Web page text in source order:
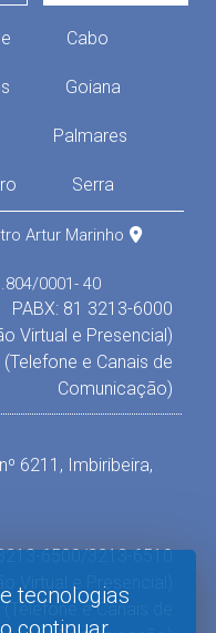
Cabo
Goiana
Palmares
Serra
Artur Marinho
0001- 40
PABX: 81 3213-6000
Virtual e Presencial)
e Canais de
Comunicação)
6211, Imbiribeira,
6500/3213-6510
Virtual e Presencial)
e Canais de
tecnologias